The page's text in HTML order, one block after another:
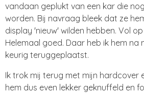
vandaan geplukt van een kar die
worden. Bij navraag bleek dat ze
display 'nieuw' wilden hebben. Vol
Helemaal goed. Daar heb ik hem na
keurig teruggeplaatst.
Ik trok mij terug met mijn hardcover
hem dus even lekker geknuffeld en